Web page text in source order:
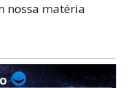
nossa matéria